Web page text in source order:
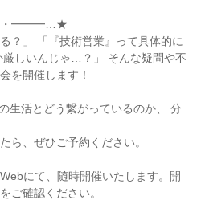
━━━…★
？」 「『技術営業』って具体的に
しいんじゃ…？」 そんな疑問や不
を開催します！
生活とどう繋がっているのか、 分
ら、ぜひご予約ください。
にて、随時開催いたします。開
ご確認ください。